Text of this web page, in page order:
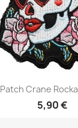
Patch Crane
5,90 €